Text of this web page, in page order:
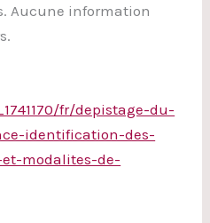
Aucune information
fr/depistage-du-
identification-des-
modalites-de-